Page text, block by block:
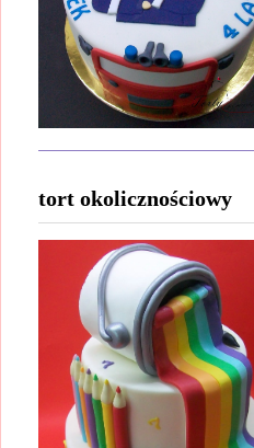
tort okolicznościowy